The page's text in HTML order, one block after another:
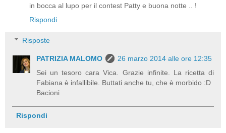
in bocca al lupo per il contest Patty e buona notte .. !
Rispondi
Risposte
PATRIZIA MALOMO
26 marzo 2014 alle ore 12:35
Sei un tesoro cara Vica. Grazie infinite. La ricetta di
Fabiana è infallibile. Buttati anche tu, che è morbido :D
Bacioni
Rispondi